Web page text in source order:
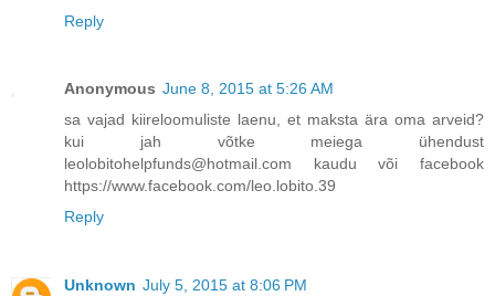
Reply
Anonymous June 8, 2015 at 5:26 AM
sa vajad kiireloomuliste laenu, et maksta ära oma arveid?
kui jah võtke meiega ühendust
leolobitohelpfunds@hotmail.com kaudu või facebook
https://www.facebook.com/leo.lobito.39
Reply
Unknown July 5, 2015 at 8:06 PM